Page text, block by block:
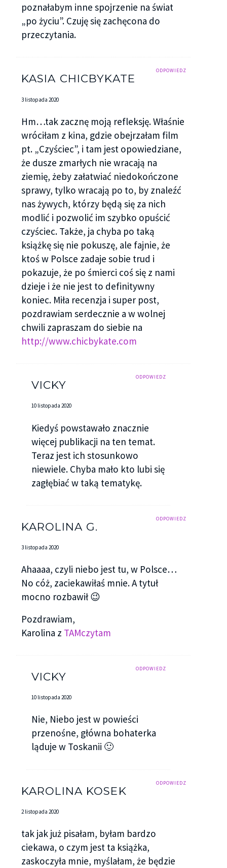
poznałabym inne spojrzenie na świat
„po życiu”. Czuję się zachęcona do
przeczytania.
ODPOWIEDZ
KASIA CHICBYKATE
3 listopada 2020
Hm…tak zacznę moją refleksję. Właśnie
wróciłam z kina, gdzie obejrzałam film
pt. „Czyściec”, i tam jest opowiedziane,
że dusze zmarłych nie wracają na
ziemię, żeby załatwiać niedokończone
sprawy, tylko wracają po to, by znaleźć
nas żywych, którzy będą się za nich
modlić i pozwolić im szybko opuścić
czyściec. Także, ja chyba po taką
książkę się nie pokuszę, ale fajnie, że
ktoś w Polsce zadaje sobie trud i
pokazuje, że po śmierci coś się z nami
dzieje i że nie jest to definitywny
koniec. Miła recenzja i super post,
pozdrawiam serdecznie a w wolnej
chwili zapraszam do siebie na
http://www.chicbykate.com
ODPOWIEDZ
VICKY
10 listopada 2020
Kiedyś powstawało znacznie
więcej publikacji na ten temat.
Teraz jest ich stosunkowo
niewiele. Chyba mało kto lubi się
zagłębiać w taką tematykę.
ODPOWIEDZ
KAROLINA G.
3 listopada 2020
Ahaaaa, czyli niebo jest tu, w Polsce…
No cóż, zaciekawiłaś mnie. A tytuł
mocno rozbawił 😉
Pozdrawiam,
Karolina z TAMczytam
ODPOWIEDZ
VICKY
10 listopada 2020
Nie, Niebo jest w powieści
przenośne, główna bohaterka
ląduje w Toskanii 🙂
ODPOWIEDZ
KAROLINA KOSEK
2 listopada 2020
tak jak już pisałam, byłam bardzo
ciekawa, o czym jest ta książka,
zaskoczyła mnie, myślałam, że będzie